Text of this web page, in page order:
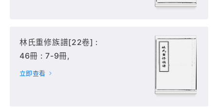
林氏重修族譜[22卷] :
46冊 : 7-9冊,
立即查看